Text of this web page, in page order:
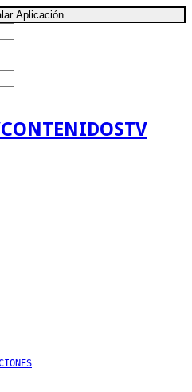
Aplicación
CONTENIDOSTV